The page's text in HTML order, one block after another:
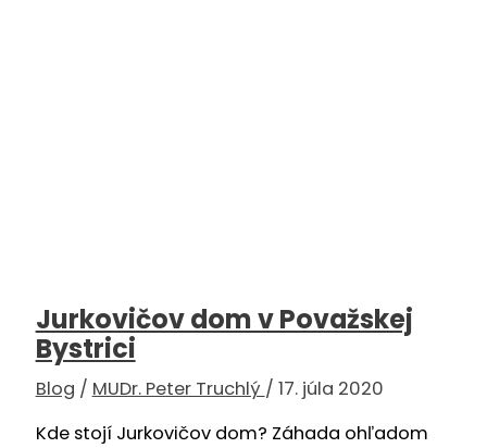
Jurkovičov dom v Považskej
Bystrici
Blog / MUDr. Peter Truchlý / 17. júla 2020
Kde stojí Jurkovičov dom? Záhada ohľadom